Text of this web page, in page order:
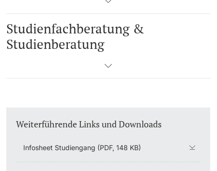
Studienfachberatung &
Studienberatung
Weiterführende Links und Downloads
Infosheet Studiengang (PDF, 148 KB)